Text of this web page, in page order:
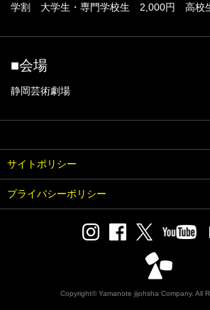
学割 大学生・専門学校生 2,000円 高校
■会場
静岡芸術劇場
サイトポリシー
プライバシーポリシー
Copyright© Yamanote jijohsha Company. All